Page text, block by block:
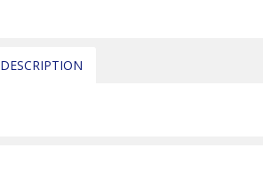
DESCRIPTION